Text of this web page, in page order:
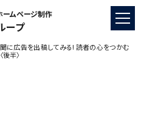
ームページ制作
ープ
に広告を出稿してみる! 読者の心をつかむ
半〉